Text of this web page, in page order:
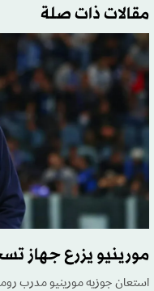
مقالات ذات صلة
مورينيو يزرع جهاز
استعان جوزيه مورينيو مدرب